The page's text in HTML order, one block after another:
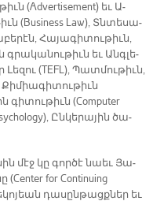
(Advertisement) եւ Ա­
(Business Law), Տնտե­սա­
Հա­յա­գի­տու­թիւն,
գրա­կա­նու­թիւն եւ Անգ­լե­
Լե­զու (TEFL), Պատ­մու­թիւն,
Քի­միա­գի­տու­թիւն
գի­տու­թիւն (Computer
Ըն­կե­րա­յին ծա­
մէջ կը գոր­ծէ նաեւ Յա­
for Continuing
դա­սըն­թացք­ներ եւ